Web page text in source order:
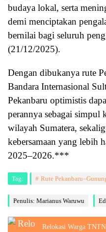
budaya lokal, serta
demi menciptakan
bernilai bagi seluruh
(21/12/2025).
Dengan dibukanya rute
Bandara Internasional
Pekanbaru optimistis
perannya sebagai simpul
wilayah Sumatera,
kebersamaan yang lebih
2025–2026.***
Tag: Rute
Penulis: Marianus Waruwu
Relokasi Warga